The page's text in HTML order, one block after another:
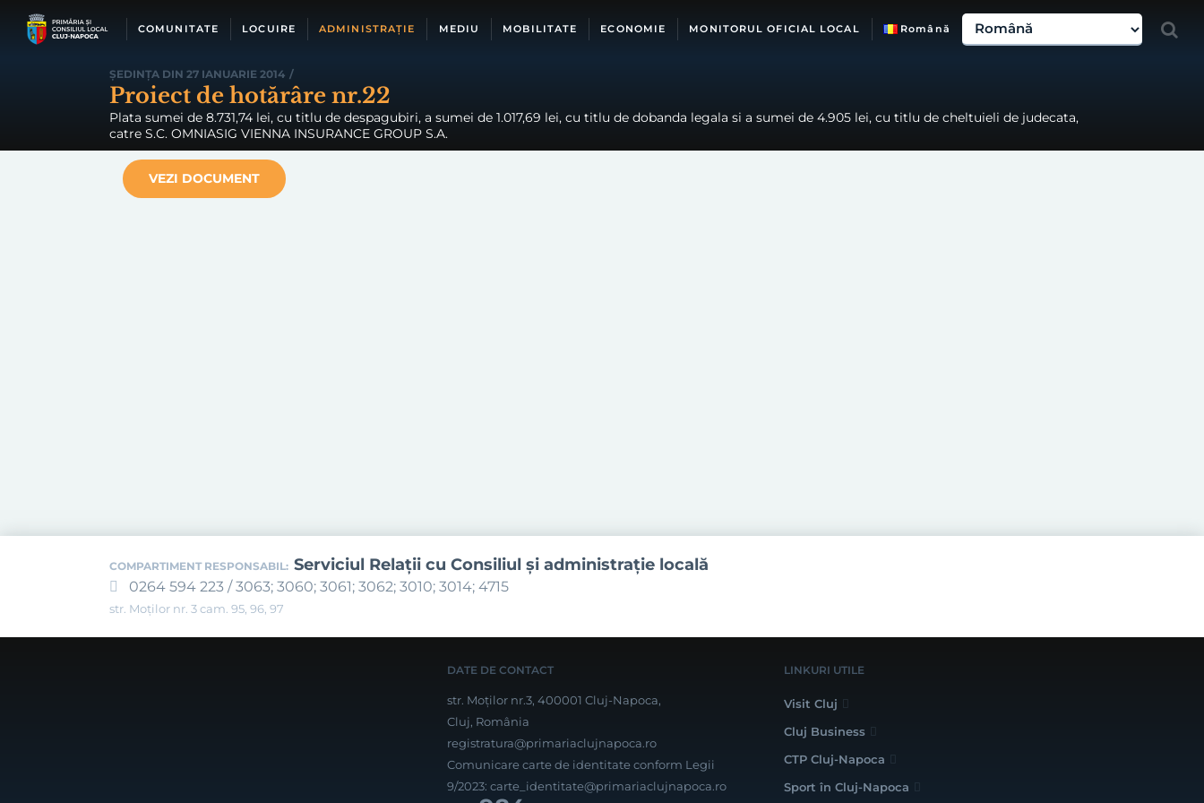
COMUNITATE LOCUIRE ADMINISTRAȚIE MEDIU MOBILITATE ECONOMIE MONITORUL OFICIAL LOCAL Română
ȘEDINȚA DIN 27 IANUARIE 2014 /
Proiect de hotărâre nr.22
Plata sumei de 8.731,74 lei, cu titlu de despagubiri, a sumei de 1.017,69 lei, cu titlu de dobanda legala si a sumei de 4.905 lei, cu titlu de cheltuieli de judecata,
catre S.C. OMNIASIG VIENNA INSURANCE GROUP S.A.
VEZI DOCUMENT
COMPARTIMENT RESPONSABIL: Serviciul Relaţii cu Consiliul şi administraţie locală
0264 594 223 / 3063; 3060; 3061; 3062; 3010; 3014; 4715
str. Moților nr. 3 cam. 95, 96, 97
DATE DE CONTACT
str. Moților nr.3, 400001 Cluj-Napoca,
Cluj, România
registratura@primariaclujnapoca.ro
Comunicare carte de identitate conform Legii
9/2023: carte_identitate@primariaclujnapoca.ro
LINKURI UTILE
Visit Cluj
Cluj Business
CTP Cluj-Napoca
Sport în Cluj-Napoca